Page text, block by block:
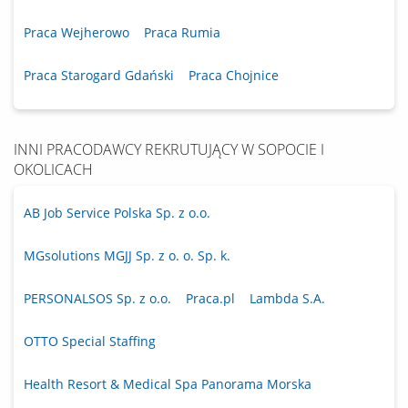
Praca Wejherowo Praca Rumia
Praca Starogard Gdański Praca Chojnice
INNI PRACODAWCY REKRUTUJĄCY W SOPOCIE I
OKOLICACH
AB Job Service Polska Sp. z o.o.
MGsolutions MGJJ Sp. z o. o. Sp. k.
PERSONALSOS Sp. z o.o. Praca.pl Lambda S.A.
OTTO Special Staffing
Health Resort & Medical Spa Panorama Morska